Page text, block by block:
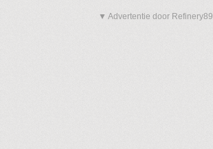
▼ Advertentie door Refinery89